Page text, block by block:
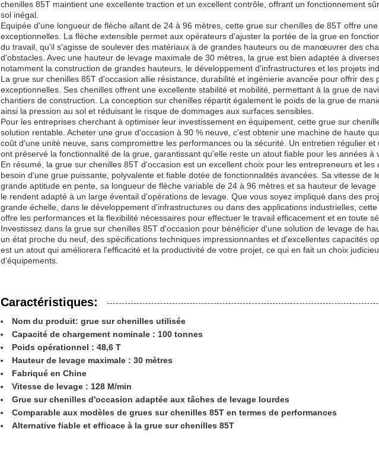
chenilles 85T maintient une excellente traction et un excellent contrôle, offrant un fonctionnement
sol inégal.
Equipée d'une longueur de flèche allant de 24 à 96 mètres, cette grue sur chenilles de 85T offre
exceptionnelles. La flèche extensible permet aux opérateurs d'ajuster la portée de la grue en
du travail, qu'il s'agisse de soulever des matériaux à de grandes hauteurs ou de manœuvrer des
d'obstacles. Avec une hauteur de levage maximale de 30 mètres, la grue est bien adaptée à
notamment la construction de grandes hauteurs, le développement d'infrastructures et les projets
La grue sur chenilles 85T d'occasion allie résistance, durabilité et ingénierie avancée pour offrir des
exceptionnelles. Ses chenilles offrent une excellente stabilité et mobilité, permettant à la grue de
chantiers de construction. La conception sur chenilles répartit également le poids de la grue de
ainsi la pression au sol et réduisant le risque de dommages aux surfaces sensibles.
Pour les entreprises cherchant à optimiser leur investissement en équipement, cette grue sur
solution rentable. Acheter une grue d'occasion à 90 % neuve, c'est obtenir une machine de haute
coût d'une unité neuve, sans compromettre les performances ou la sécurité. Un entretien régulier et
ont préservé la fonctionnalité de la grue, garantissant qu'elle reste un atout fiable pour les années à
En résumé, la grue sur chenilles 85T d'occasion est un excellent choix pour les entrepreneurs et les
besoin d'une grue puissante, polyvalente et fiable dotée de fonctionnalités avancées. Sa vitesse de
grande aptitude en pente, sa longueur de flèche variable de 24 à 96 mètres et sa hauteur de
le rendent adapté à un large éventail d'opérations de levage. Que vous soyez impliqué dans des
grande échelle, dans le développement d'infrastructures ou dans des applications industrielles,
offre les performances et la flexibilité nécessaires pour effectuer le travail efficacement et en toute
Investissez dans la grue sur chenilles 85T d'occasion pour bénéficier d'une solution de levage de
un état proche du neuf, des spécifications techniques impressionnantes et d'excellentes capacités
est un atout qui améliorera l'efficacité et la productivité de votre projet, ce qui en fait un choix
d'équipements.
Caractéristiques:
Nom du produit: grue sur chenilles utilisée
Capacité de chargement nominale : 100 tonnes
Poids opérationnel : 48,6 T
Hauteur de levage maximale : 30 mètres
Fabriqué en Chine
Vitesse de levage : 128 M/min
Grue sur chenilles d'occasion adaptée aux tâches de levage lourdes
Comparable aux modèles de grues sur chenilles 85T en termes de performances
Alternative fiable et efficace à la grue sur chenilles 85T